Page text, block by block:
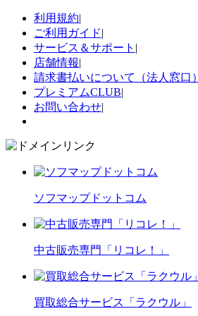
利用規約|
ご利用ガイド|
サービス＆サポート |
店舗情報|
請求書払いについて（法人窓口）
プレミアムCLUB|
お問い合わせ|
ソフマップドットコム
中古販売専門「リコレ！」
買取総合サービス「ラクウル」